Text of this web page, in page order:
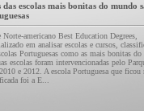
das escolas mais bonitas do mundo
Norte-americano Best Education Degrees,
em analisar escolas e cursos,
Portuguesas como as mais bonitas
escolas foram intervencionadas pelo
e 2012. A escola Portuguesa que ficou
foi a E...